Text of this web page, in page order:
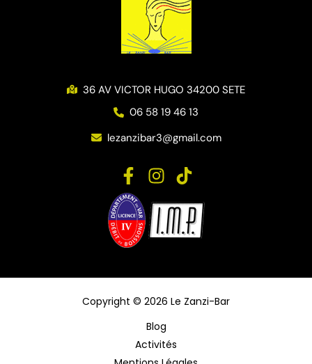
36 AV VICTOR HUGO 34200 SETE
06 58 19 46 13
lezanzibar3@gmail.com
Copyright © 2026 Le Zanzi-Bar
Blog
Activités